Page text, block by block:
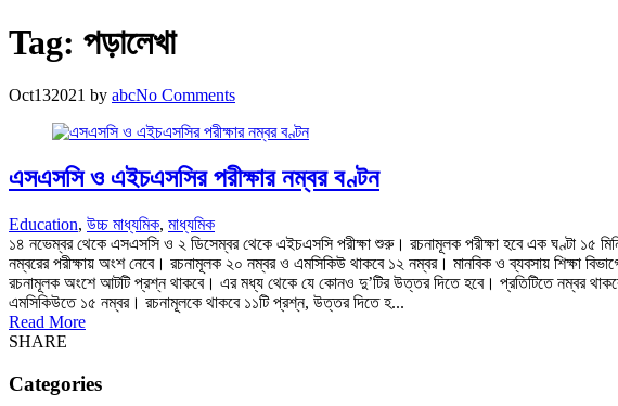
Tag: পড়ালেখা
Oct132021 by abcNo Comments
এসএসসি ও এইচএসসির পরীক্ষার নম্বর বণ্টন
Education, উচ্চ মাধ্যমিক, মাধ্যমিক
১৪ নভেম্বর থেকে এসএসসি ও ২ ডিসেম্বর থেকে এইচএসসি পরীক্ষা শুরু। রচনামূলক পরীক্ষা হবে এক ঘণ্টা ১৫
নম্বরের পরীক্ষায় অংশ নেবে। রচনামূলক ২০ নম্বর ও এমসিকিউ থাকবে ১২ নম্বর। মানবিক ও ব্যবসায় শিক্ষা
রচনামূলক অংশে আটটি প্রশ্ন থাকবে। এর মধ্য থেকে যে কোনও দু’টির উত্তর দিতে হবে। প্রতিটিতে নম্বর
এমসিকিউতে ১৫ নম্বর। রচনামূলকে থাকবে ১১টি প্রশ্ন, উত্তর দিতে হ...
Read More
SHARE
Categories